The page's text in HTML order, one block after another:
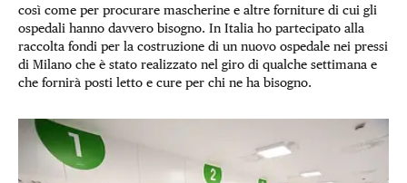
così come per procurare mascherine e altre forniture di cui gli
ospedali hanno davvero bisogno. In Italia ho partecipato alla
raccolta fondi per la costruzione di un nuovo ospedale nei pressi
di Milano che è stato realizzato nel giro di qualche settimana e
che fornirà posti letto e cure per chi ne ha bisogno.